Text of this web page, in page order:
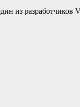
из разработчиков